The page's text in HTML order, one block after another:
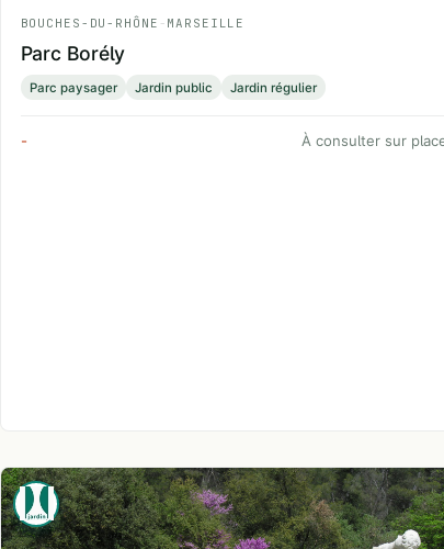
BOUCHES-DU-RHÔNE - MARSEILLE
Parc Borély
Parc paysager Jardin public Jardin régulier
- À consulter sur